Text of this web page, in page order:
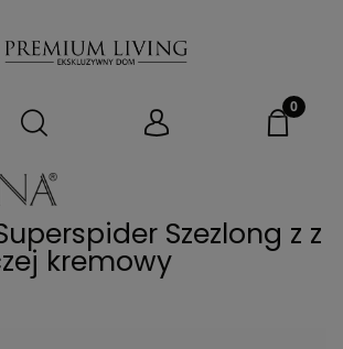
Szezlong z z
kremowy